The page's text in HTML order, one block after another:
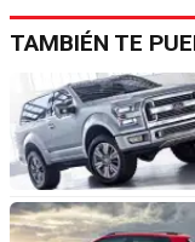
TAMBIÉN TE